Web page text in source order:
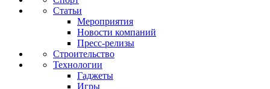
Статьи
Мероприятия
Новости компаний
Пресс-релизы
Строительство
Технологии
Гаджеты
Игры